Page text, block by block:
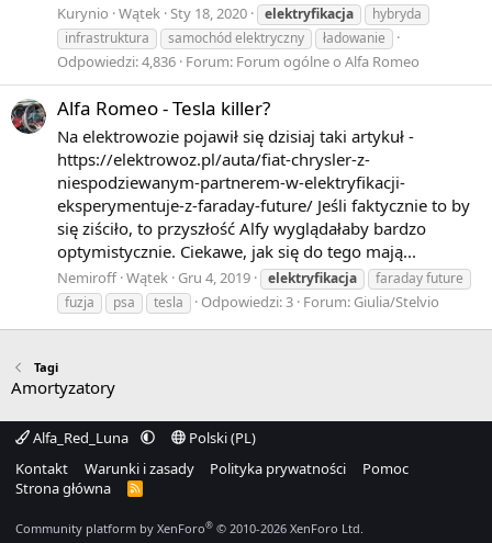
Kurynio Wątek Sty 18, 2020 elektryfikacja
hybryda
infrastruktura
samochód elektryczny ładowanie
Odpowiedzi: 4,836 Forum: Forum ogólne o Alfa Romeo
Alfa Romeo - Tesla killer?
Na elektrowozie pojawił się dzisiaj taki artykuł -
https://elektrowoz.pl/auta/fiat-chrysler-z-
niespodziewanym-partnerem-w-elektryfikacji-
eksperymentuje-z-faraday-future/ Jeśli faktycznie to by
się ziściło, to przyszłość Alfy wyglądałaby bardzo
optymistycznie. Ciekawe, jak się do tego mają...
Nemiroff Wątek Gru 4, 2019 elektryfikacja
faraday future
fuzja
psa tesla Odpowiedzi: 3 Forum: Giulia/Stelvio
Tagi
Amortyzatory
Alfa_Red_Luna
Polski (PL)
Kontakt
Warunki i zasady Polityka prywatności
Pomoc
Strona główna
R
S
Community platform by XenForo® © 2010-2026 XenForo Ltd.